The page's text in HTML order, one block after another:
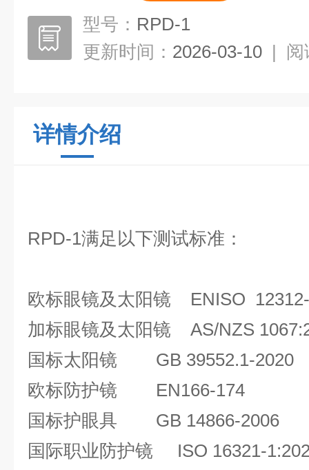
型号： RPD-1
更新时间： 2026-03-10 | 阅
详情介绍
RPD-1满足以下测试标准：
欧标眼镜及太阳镜 ENISO
加标眼镜及太阳镜 AS/NZS
国标太阳镜 GB 39552.1-2020
欧标防护镜 EN166-174
国标护眼具 GB 14866-2006
国际职业防护镜 ISO 16321-